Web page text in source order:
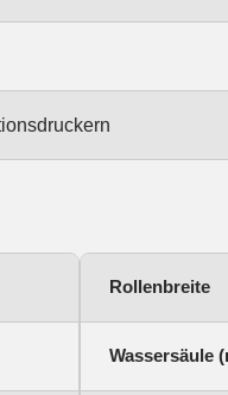
Rollenbreite
Wassersäule